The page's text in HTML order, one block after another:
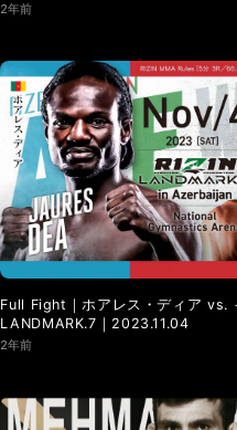
2年前
Full Fight｜ホアレス・ディア vs.
LANDMARK.7｜2023.11.04
2年前